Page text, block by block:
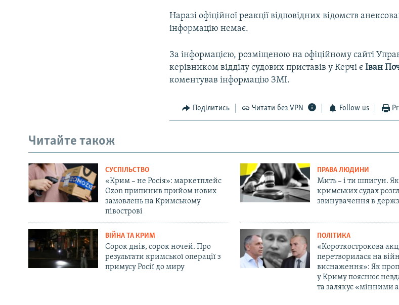
Наразі офіційної реакції відповідних відомств
інформацію немає.
За інформацією, розміщеною на офіційному сайті
керівником відділу судових приставів у Керчі єІван
коментував інформацію ЗМІ.
Поділитись Читати без VPN Follow us
Читайте також
СУСПІЛЬСТВО
«Крим – не Росія»: маркетплейс
Ozon припинив прийом нових
замовлень на Кримському
півострові
ПРАВА ЛЮДИНИ
Мить – і ти шпигун.
кримських судах
звинувачення в
ВІЙНА ТА КРИМ
Сорок днів, сорок ночей. Про
результати кримської операції з
примусу Росії до миру
ПОЛІТИКА
«Короткострокова
перетворилася на
виснаження»: Як
у Криму пояснює
та залякує «мінними